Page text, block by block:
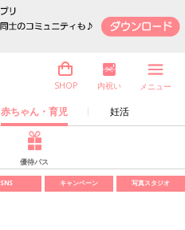
赤ちゃん・育児 妊活
SHOP 内祝い メニュー
優待パス
SNS キャンペーン 写真スタジオ